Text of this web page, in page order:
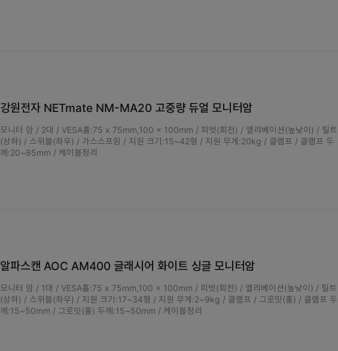
강원전자 NETmate NM-MA20 고중량 듀얼 모니터암
모니터 암 / 2대 / VESA홀:75 x 75mm,100 x 100mm / 피벗(회전) / 엘리베이션(높낮이) / 틸트
(상하) / 스위블(좌우) / 가스스프링 / 지원 크기:15~42형 / 지원 무게:20kg / 클램프 / 클램프 두
께:20~85mm / 케이블정리
알파스캔 AOC AM400 글래시어 화이트 싱글 모니터암
모니터 암 / 1대 / VESA홀:75 x 75mm,100 x 100mm / 피벗(회전) / 엘리베이션(높낮이) / 틸트
(상하) / 스위블(좌우) / 지원 크기:17~34형 / 지원 무게:2~9kg / 클램프 / 그로밋(홀) / 클램프 두
께:15~50mm / 그로밋(홀) 두께:15~50mm / 케이블정리